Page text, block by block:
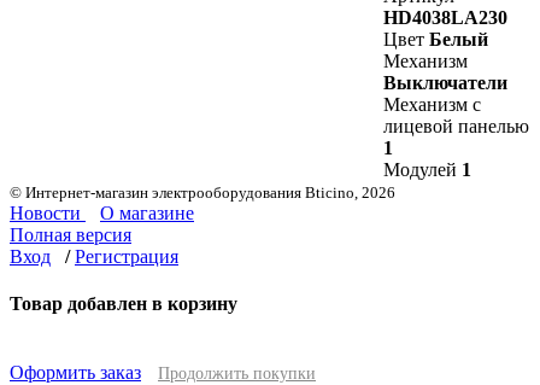
HD4038LA230
Цвет Белый
Механизм
Выключатели
Механизм с
лицевой панелью
1
Модулей 1
© Интернет-магазин электрооборудования Bticino, 2026
Новости
О магазине
Полная версия
Вход
/ Регистрация
Товар добавлен в корзину
Оформить заказ Продолжить покупки